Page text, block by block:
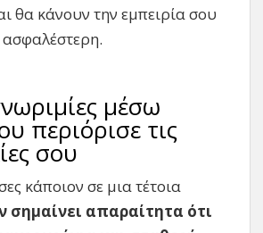
θα κάνουν την εμπειρία σου
μέσω
περιόρισε τις
σου
κάποιον σε μια τέτοια
σημαίνει απαραίτητα ότι